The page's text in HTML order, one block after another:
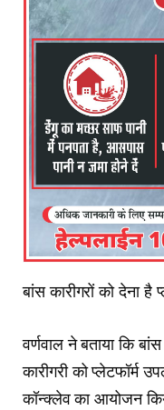
बांस कारीगरों को देना है
वर्णवाल ने बताया कि
कारीगरी को प्लेटफॉर्म
कॉन्क्लेव का आयोजन